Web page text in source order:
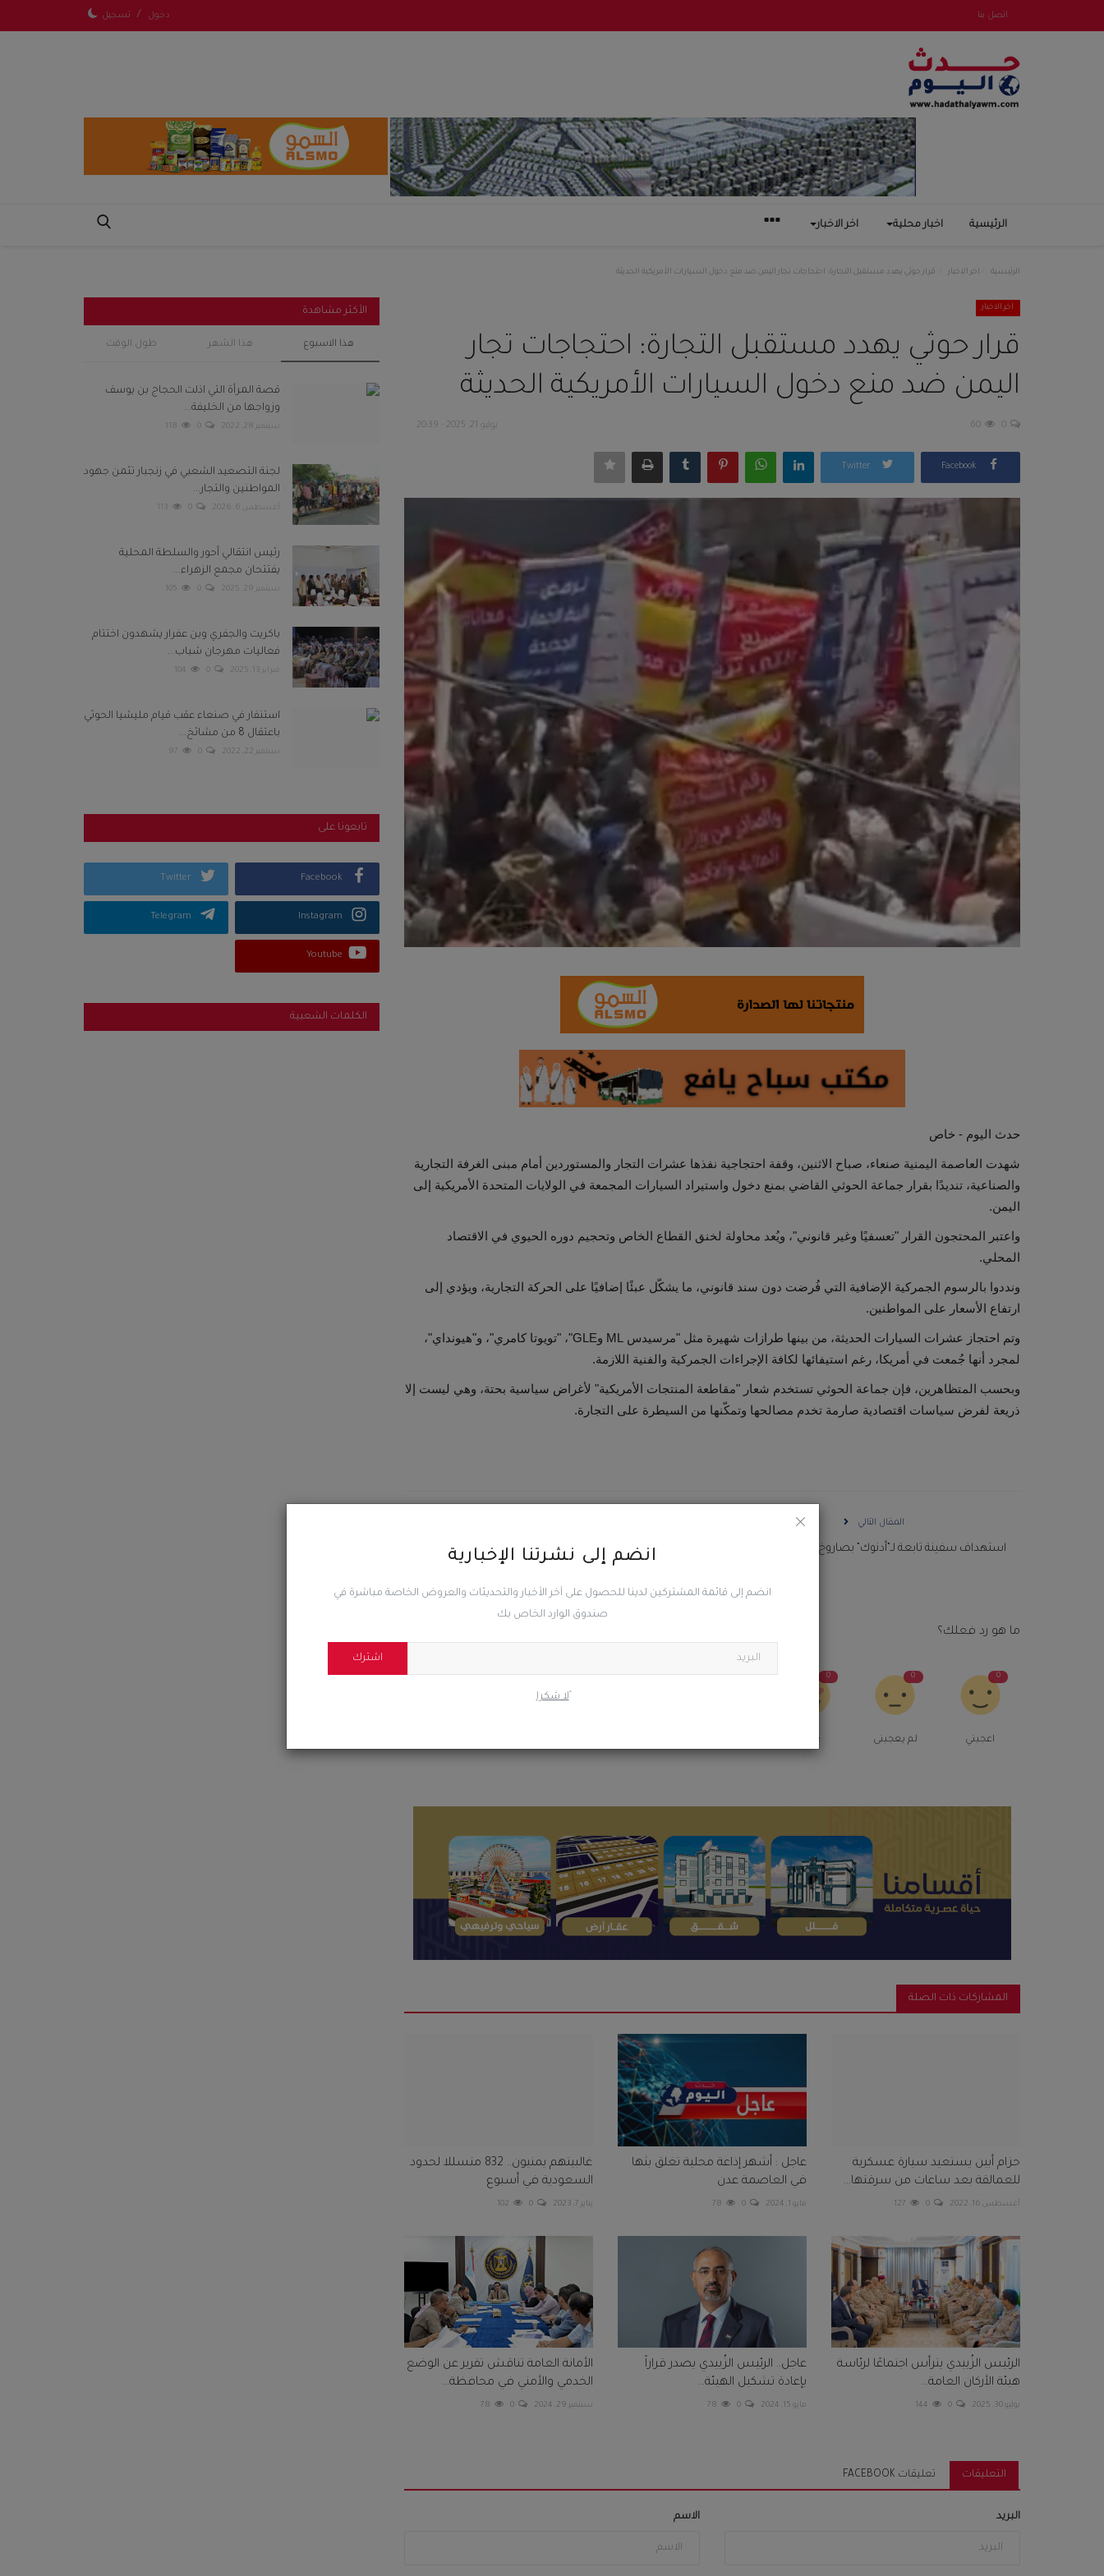
اتصل بنا دخول / تسجيل
الرئيسية اخبار محلية اخر الاخبار
انضم إلى نشرتنا الإخبارية
انضم إلى قائمة المشتركين لدينا للحصول على آخر الأخبار والتحديثات والعروض الخاصة مباشرة في
صندوق الوارد الخاص بك
اشترك
ًلا شكرا
الرئيسية اخر الاخبار قرار حوثي يهدد مستقبل التجارة: احتجاجات تجار اليمن ضد منع دخول السيارات الأمريكية الحديثة
اخر الاخبار
قرار حوثي يهدد مستقبل التجارة: احتجاجات تجار
اليمن ضد منع دخول السيارات الأمريكية الحديثة
يوليو 21, 2025 - 20:39 0
60
Facebook
Twitter
حدث اليوم - خاص
شهدت العاصمة اليمنية صنعاء، صباح الاثنين، وقفة احتجاجية نفذها عشرات التجار والمستوردين أمام مبنى الغرفة التجارية
والصناعية، تنديدًا بقرار جماعة الحوثي القاضي بمنع دخول واستيراد السيارات المجمعة في الولايات المتحدة الأمريكية إلى
اليمن.
واعتبر المحتجون القرار "تعسفيًا وغير قانوني"، ويُعد محاولة لخنق القطاع الخاص وتحجيم دوره الحيوي في الاقتصاد
المحلي.
ونددوا بالرسوم الجمركية الإضافية التي فُرضت دون سند قانوني، ما يشكّل عبئًا إضافيًا على الحركة التجارية، ويؤدي إلى
ارتفاع الأسعار على المواطنين.
وتم احتجاز عشرات السيارات الحديثة، من بينها طرازات شهيرة مثل "مرسيدس ML وGLE"، "تويوتا كامري"، و"هيونداي"،
لمجرد أنها جُمعت في أمريكا، رغم استيفائها لكافة الإجراءات الجمركية والفنية اللازمة.
وبحسب المتظاهرين، فإن جماعة الحوثي تستخدم شعار "مقاطعة المنتجات الأمريكية" لأغراض سياسية بحتة، وهي ليست إلا
ذريعة لفرض سياسات اقتصادية صارمة تخدم مصالحها وتمكّنها من السيطرة على التجارة.
مدير أمن العاصمة عدن يكرّم كوادر أمنية وإعلامية وشخصيات
رسمية لدورهم في مكافحة المخدرات
المقال التالي
استهداف سفينة تابعة لـ”أدنوك” بصاروخ أثناء عبورها هرمز
ما هو رد فعلك؟
0
اعجبني
0
لم يعجبنى
0
Love
0
0
0
0
المشاركات ذات الصلة
حزام أبين يستعيد سيارة عسكرية
للعمالقة بعد ساعات من سرقتها...
أغسطس 16, 2022 0
127
عاجل : أشهر إذاعة محلية تغلق بثها
في العاصمة عدن
مايو 1, 2024 0
78
غالبيتهم يمنيون.. 832 متسللا لحدود
السعودية في أسبوع
يناير 7, 2023 0
102
الرئيس الزُبيدي يترأس اجتماعًا لرئاسة
هيئة الأركان العامة...
يوليو 30, 2025 0
144
عاجل.. الرئيس الزُبيدي يصدر قراراً
بإعادة تشكيل الهيئة...
مايو 15, 2024 0
78
الأمانة العامة تناقش تقرير عن الوضع
الخدمي والأمني في محافظة...
سبتمبر 29, 2024 0
78
التعليقات تعليقات FACEBOOK
الاسم البريد
الأكثر مشاهدة
هذا الاسبوع هذا الشهر طول الوقت
قصة المرأة التي اذلت الحجاج بن يوسف
وزواجها من الخليفة...
سبتمبر 28, 2022 0
118
لجنة التصعيد الشعبي في زنجبار تثمن جهود
المواطنين والتجار...
أغسطس 6, 2026 0
113
رئيس انتقالي أحور والسلطة المحلية
يفتتحان مجمع الزهراء...
سبتمبر 29, 2025 0
105
باكريت والجفري وبن عفرار يشهدون اختتام
فعاليات مهرجان شباب...
فبراير 13, 2025 0
104
استنفار في صنعاء عقب قيام مليشيا الحوثي
باعتقال 8 من مشائخ...
سبتمبر 22, 2022 0
97
تابعونا على
Facebook
Twitter
Instagram
Telegram
Youtube
الكلمات الشعبية